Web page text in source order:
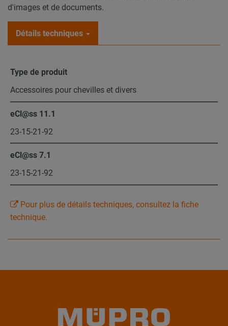
d'images et de documents.
Détails techniques
Type de produit
Accessoires pour chevilles et divers
eCl@ss 11.1
23-15-21-92
eCl@ss 7.1
23-15-21-92
Pour plus de détails techniques, consultez la fiche
technique.